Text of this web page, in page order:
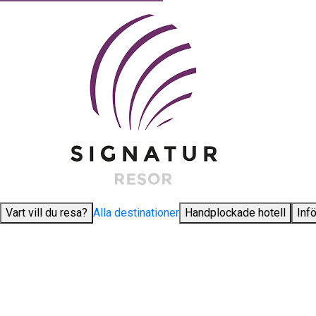
Vart vill du resa? Alla destinationer Handplockade hotell